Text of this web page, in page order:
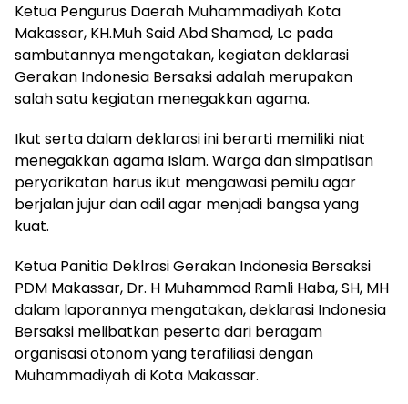
Ketua Pengurus Daerah Muhammadiyah Kota
Makassar, KH.Muh Said Abd Shamad, Lc pada
sambutannya mengatakan, kegiatan deklarasi
Gerakan Indonesia Bersaksi adalah merupakan
salah satu kegiatan menegakkan agama.
Ikut serta dalam deklarasi ini berarti memiliki niat
menegakkan agama Islam. Warga dan simpatisan
peryarikatan harus ikut mengawasi pemilu agar
berjalan jujur dan adil agar menjadi bangsa yang
kuat.
Ketua Panitia Deklrasi Gerakan Indonesia Bersaksi
PDM Makassar, Dr. H Muhammad Ramli Haba, SH, MH
dalam laporannya mengatakan, deklarasi Indonesia
Bersaksi melibatkan peserta dari beragam
organisasi otonom yang terafiliasi dengan
Muhammadiyah di Kota Makassar.